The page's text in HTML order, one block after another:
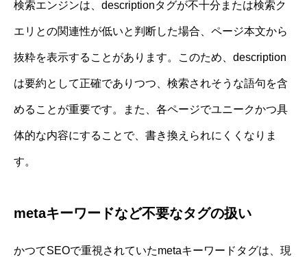
検索エンジンは、descriptionタグが不十分または検索ク
エリとの関連性が低いと判断した場合、ページ本文から
抜粋を表示することがあります。このため、description
は要約として正確でありつつ、検索されそうな語句を含
めることが重要です。また、各ページでユニークかつ具
体的な内容にすることで、書き換えられにくくなりま
す。
metaキーワードなど不要なタグの扱い
かつてSEOで重視されていたmetaキーワードタグは、現